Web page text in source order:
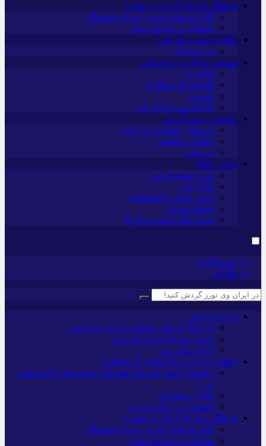
فرهنگ و تاریخ (ایران و جهان)
گزارش‌های خبری میراث فرهنگی
سوغات و صنایع دستی
بانک و بیمه و فارکس
ارزدیجیتال
صنعت و تجارت و خدمات
فناوری
اقتصاد گردشگری
خودرو
کارآفرینی و بازاریابی
عمومی و سرگرمی
پزشکی، سلامت و زیبایی
حقوق و قضایی
ورزشی
سایر راه‌ها
تور و سفر ایرانی
کارا دیلی
اخبار بانکی و اقتصادی
بلیط اتوبوس
مسیرهای نجف به کربلا
اینستاگرام
تلگرام
ایران وی تورز
شرایط بازنشر محتوا در ایران وی تورز
خرید رپورتاژ ایران وی تورز
ایران سفر تور
جاهای دیدنی و جاذبه‌های گردشگری
راهنمای سفر (تورها و هتل‌ها و حمل‌و‌نقل و آموزشی
و…)
غذا و رستوران
کشاورزی و دامپروری
فرهنگ و تاریخ (ایران و جهان)
گزارش‌های خبری میراث فرهنگی
سوغات و صنایع دستی